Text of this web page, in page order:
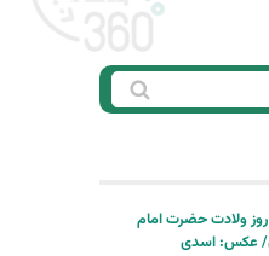
ولادت حضرت امام
عکس: اسدی